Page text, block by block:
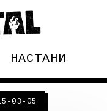
НАСТАНИ
03-05